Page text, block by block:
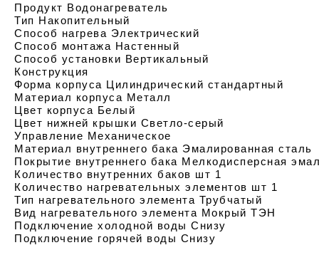
Продукт Водонагреватель
Тип Накопительный
Способ нагрева Электрический
Способ монтажа Настенный
Способ установки Вертикальный
Конструкция
Форма корпуса Цилиндрический стандартный
Материал корпуса Металл
Цвет корпуса Белый
Цвет нижней крышки Светло-серый
Управление Механическое
Материал внутреннего бака Эмалированная сталь
Покрытие внутреннего бака Мелкодисперсная
Количество внутренних баков шт 1
Количество нагревательных элементов шт 1
Тип нагревательного элемента Трубчатый
Вид нагревательного элемента Мокрый ТЭН
Подключение холодной воды Снизу
Подключение горячей воды Снизу